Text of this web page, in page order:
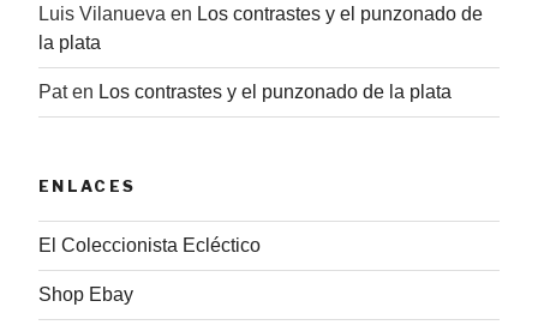
Luis Vilanueva en Los contrastes y el punzonado de
la plata
Paten Los contrastes y el punzonado de la plata
ENLACES
El Coleccionista Ecléctico
Shop Ebay